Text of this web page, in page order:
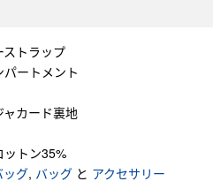
トラップ
ートメント
カード裏地
ットン35%
ッグ, バッグ と アクセサリー